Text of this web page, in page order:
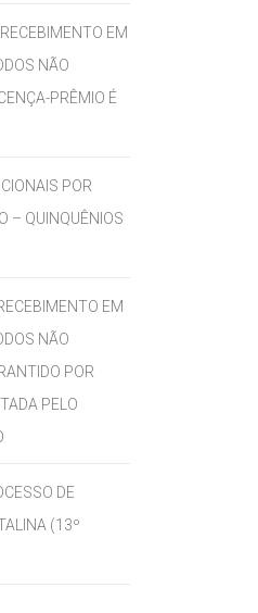
EM
NÃO
PRÊMIO É
POR
– QUINQUÊNIOS
EM
NÃO
POR
PELO
DE
(13º